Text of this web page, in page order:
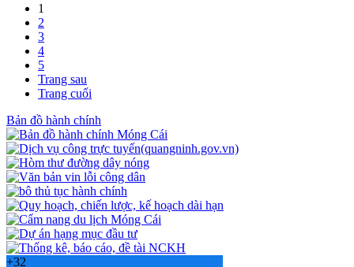
1
2
3
4
5
Trang sau
Trang cuối
Bản đồ hành chính
+32